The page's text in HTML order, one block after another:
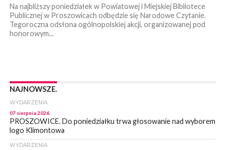
Na najbliższy poniedziałek w Powiatowej i Miejskiej Bibliotece
Publicznej w Proszowicach odbędzie się Narodowe Czytanie.
Tegoroczna odsłona ogólnopolskiej akcji, organizowanej pod
honorowym...
NAJNOWSZE.
WYDARZENIA
07 sierpnia 2026
PROSZOWICE. Do poniedziałku trwa głosowanie nad wyborem
logo Klimontowa
WYDARZENIA